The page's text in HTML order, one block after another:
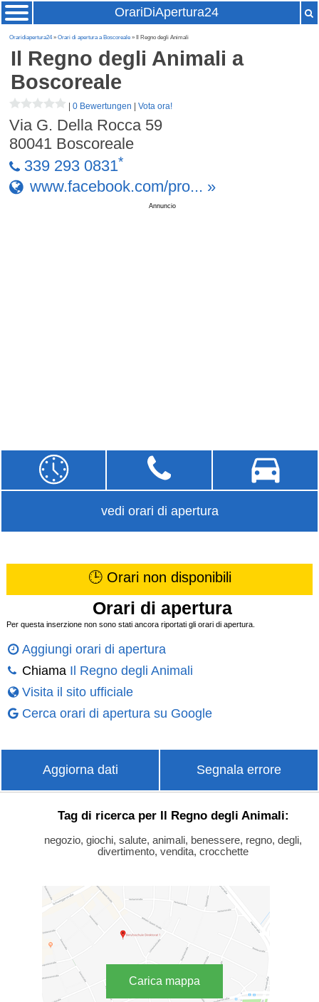
OrariDiApertura24
Oraridiapertura24»Orari di apertura a Boscoreale » Il Regno degli Animali
Il Regno degli Animali a
Boscoreale
|0 Bewertungen |Vota ora!
Via G. Della Rocca 59
80041 Boscoreale
339 293 0831*
www.facebook.com/pro... »
Annuncio
vedi orari di apertura
🕒 Orari non disponibili
Orari di apertura
Per questa inserzione non sono stati ancora riportati gli orari di apertura.
Aggiungi orari di apertura
Chiama Il Regno degli Animali
Visita il sito ufficiale
Cerca orari di apertura su Google
Aggiorna dati Segnala errore
Tag di ricerca per Il Regno degli Animali:
negozio, giochi, salute, animali, benessere, regno, degli,
divertimento, vendita, crocchette
Carica mappa